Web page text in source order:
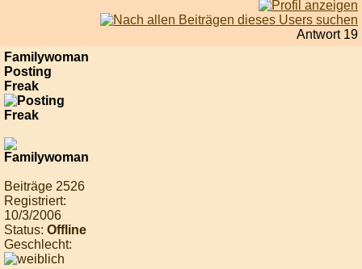
Antwort 19
Familywoman
Posting
Freak
Beiträge 2526
Registriert:
10/3/2006
Status: Offline
Geschlecht: